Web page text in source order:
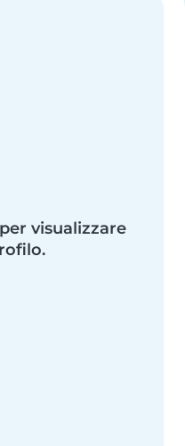
visualizzare